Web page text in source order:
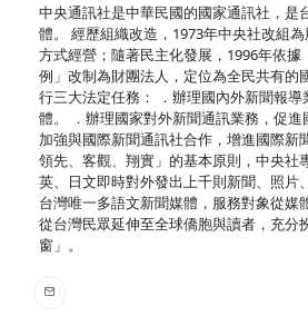
中央通訊社是中華民國的國家通訊社，是
體。 經歷組織改造，1973年中央社改組
方式經營；隨著民主化發展，1996年依據
例」改制為財團法人，定位為全民共有的
行三大法定任務： ．辦理國內外新聞報
體。 ．辦理國家對外新聞通訊業務，促進
加強與國際新聞通訊社合作，增進國際新
領先、客觀、翔實」的基本原則，中央社
英、日文即時對外發出上千則新聞、照片
台灣唯一多語文新聞媒體，服務對象從媒
從台灣民眾延伸至全球僑胞與讀者，充分
窗」。